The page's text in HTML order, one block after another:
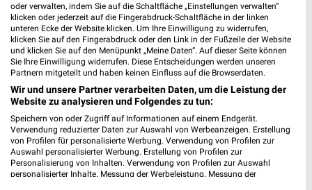
50354 Hürth
Heute geschlossen
485,22 km • Angebote: 1 Prospekt
EURONICS Meller Köln
Siegburger Str. 366
51105 Köln
Heute geschlossen
476,28 km • Angebote: 1 Prospekt
oder verwalten, indem Sie auf die Schaltfläche „Einstellungen verwalten“
klicken oder jederzeit auf die Fingerabdruck-Schaltfläche in der linken
unteren Ecke der Website klicken. Um Ihre Einwilligung zu widerrufen,
klicken Sie auf den Fingerabdruck oder den Link in der Fußzeile der Website
und klicken Sie auf den Menüpunkt „Meine Daten“. Auf dieser Seite können
Sie Ihre Einwilligung widerrufen. Diese Entscheidungen werden unseren
Partnern mitgeteilt und haben keinen Einfluss auf die Browserdaten.
Wir und unsere Partner verarbeiten Daten, um die Leistung der
Website zu analysieren und Folgendes zu tun:
Speichern von oder Zugriff auf Informationen auf einem Endgerät.
Verwendung reduzierter Daten zur Auswahl von Werbeanzeigen. Erstellung
von Profilen für personalisierte Werbung. Verwendung von Profilen zur
Auswahl personalisierter Werbung. Erstellung von Profilen zur
Personalisierung von Inhalten. Verwendung von Profilen zur Auswahl
personalisierter Inhalte. Messung der Werbeleistung. Messung der